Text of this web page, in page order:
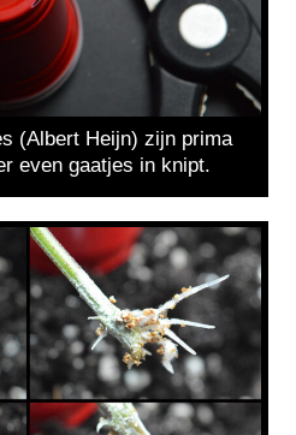
(Albert Heijn) zijn prima
even gaatjes in knipt.